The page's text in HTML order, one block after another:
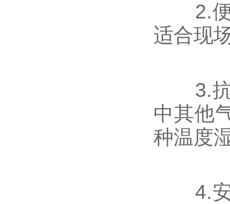
2.便
适合现
3.抗
中其他
种温度
4.安